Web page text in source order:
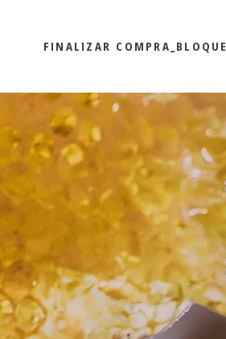
FINALIZAR COMPRA_BLOQUE